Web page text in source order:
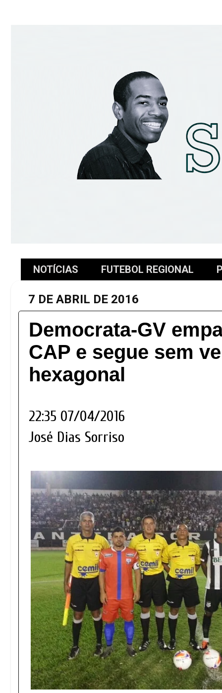
NOTÍCIAS FUTEBOL REGIONAL
7 DE ABRIL DE 2016
Democrata-GV
CAP e segue sem
hexagonal
22:35 07/04/2016
José Dias Sorriso